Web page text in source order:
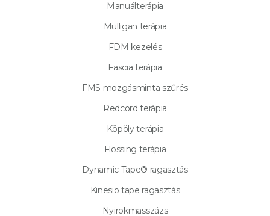
Manuálterápia
Mulligan terápia
FDM kezelés
Fascia terápia
FMS mozgásminta szűrés
Redcord terápia
Köpöly terápia
Flossing terápia
Dynamic Tape® ragasztás
Kinesio tape ragasztás
Nyirokmasszázs